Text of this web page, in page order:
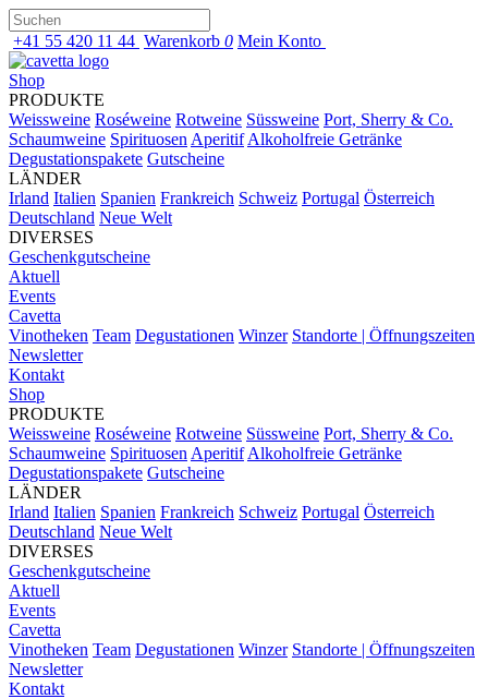
+41 55 420 11 44 Warenkorb 0 Mein Konto
Shop
PRODUKTE
Weissweine Roséweine Rotweine Süssweine Port, Sherry & Co.
Schaumweine Spirituosen Aperitif Alkoholfreie Getränke
Degustationspakete Gutscheine
LÄNDER
Irland Italien Spanien Frankreich Schweiz Portugal Österreich
Deutschland Neue Welt
DIVERSES
Geschenkgutscheine
Aktuell
Events
Cavetta
Vinotheken Team Degustationen Winzer Standorte | Öffnungszeiten
Newsletter
Kontakt
Shop
PRODUKTE
Weissweine Roséweine Rotweine Süssweine Port, Sherry & Co.
Schaumweine Spirituosen Aperitif Alkoholfreie Getränke
Degustationspakete Gutscheine
LÄNDER
Irland Italien Spanien Frankreich Schweiz Portugal Österreich
Deutschland Neue Welt
DIVERSES
Geschenkgutscheine
Aktuell
Events
Cavetta
Vinotheken Team Degustationen Winzer Standorte | Öffnungszeiten
Newsletter
Kontakt